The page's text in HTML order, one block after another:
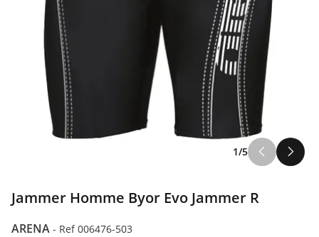
1/5
Jammer Homme Byor Evo Jammer R
ARENA - Ref 006476-503